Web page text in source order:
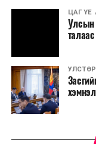
сургалтыг цахим
хаагчдыг зарим
хэмжээг
Төсвийн сахилга
байдал
хязгаарлалтыг үе
ЦАГ ҮЕ
Улсын